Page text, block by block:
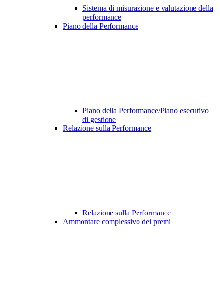
Sistema di misurazione e valutazione della
performance
Piano della Performance
Piano della Performance/Piano esecutivo
di gestione
Relazione sulla Performance
Relazione sulla Performance
Ammontare complessivo dei premi